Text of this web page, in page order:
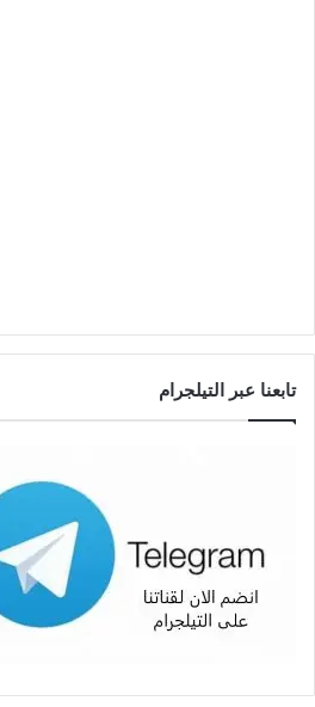
تابعنا عبر التيلجرام